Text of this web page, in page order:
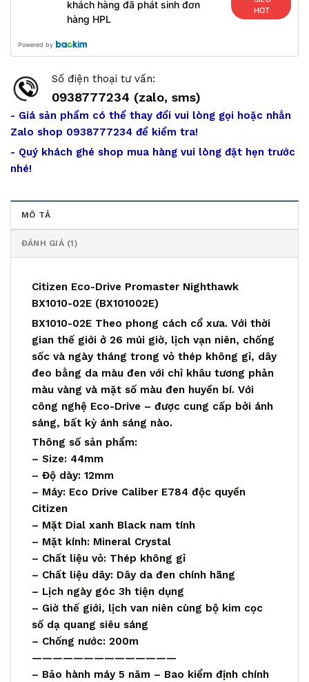
khách hàng đã phát sinh đơn
hàng HPL
HOT
Powered by
Số điện thoại tư vấn:
0938777234 (zalo, sms)
- Giá sản phẩm có thể thay đổi vui lòng gọi hoặc nhắn
Zalo shop 0938777234 để kiểm tra!
- Quý khách ghé shop mua hàng vui lòng đặt hẹn trước
nhé!
MÔ TẢ
ĐÁNH GIÁ (1)
Citizen Eco-Drive Promaster Nighthawk
BX1010-02E (BX101002E)
BX1010-02E Theo phong cách cổ xưa. Với thời
gian thế giới ở 26 múi giờ, lịch vạn niên, chống
sốc và ngày tháng trong vỏ thép không gỉ, dây
đeo bằng da màu đen với chỉ khâu tương phản
màu vàng và mặt số màu đen huyền bí. Với
công nghệ Eco-Drive – được cung cấp bởi ánh
sáng, bất kỳ ánh sáng nào.
Thông số sản phẩm:
– Size: 44mm
– Độ dày: 12mm
– Máy: Eco Drive Caliber E784 độc quyền
Citizen
– Mặt Dial xanh Black nam tính
– Mặt kính: Mineral Crystal
– Chất liệu vỏ: Thép không gỉ
– Chất liệu dây: Dây da đen chính hãng
– Lịch ngày góc 3h tiện dụng
– Giờ thế giới, lịch van niên cùng bộ kim cọc
số dạ quang siêu sáng
– Chống nước: 200m
——————————————
– Bảo hành máy 5 năm – Bao kiểm định chính